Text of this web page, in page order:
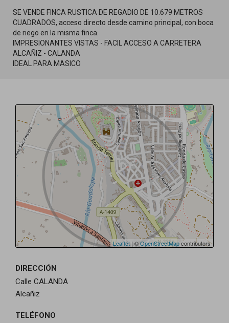
SE VENDE FINCA RUSTICA DE REGADIO DE 10.679 METROS
CUADRADOS, acceso directo desde camino principal, con boca
de riego en la misma finca.
IMPRESIONANTES VISTAS - FACIL ACCESO A CARRETERA
ALCAÑIZ - CALANDA
IDEAL PARA MASICO
Leaflet| ©OpenStreetMapcontributors
DIRECCIÓN
Calle CALANDA
Alcañiz
TELÉFONO